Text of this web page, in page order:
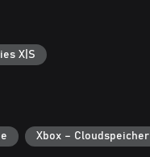
X|S
Xbox – Cloudspeicher